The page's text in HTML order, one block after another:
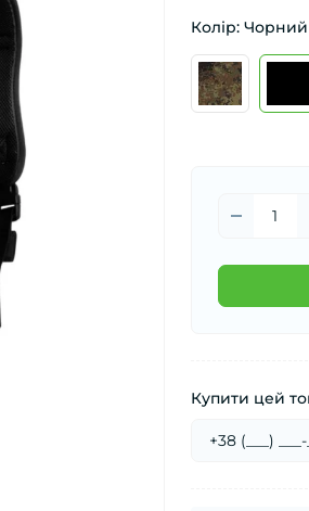
Колір: Чорний
Купити цей